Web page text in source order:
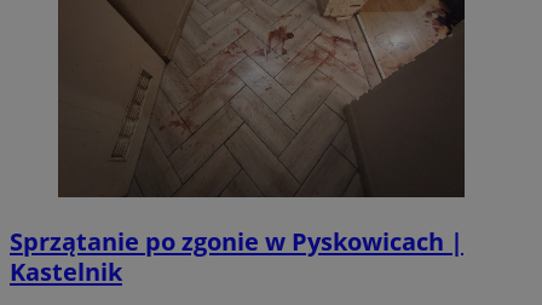
Sprzątanie po zgonie w Pyskowicach |
Kastelnik